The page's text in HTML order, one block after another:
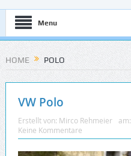
Menu
HOME POLO
VW Polo
Erstellt von: Mirco Rehmeier am:
Keine Kommentare